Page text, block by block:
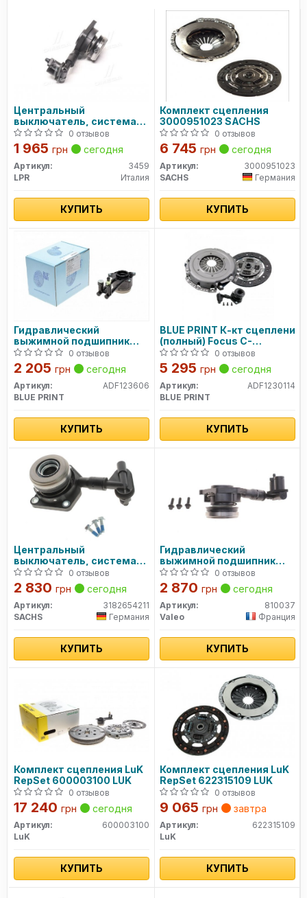
Центральный
выключатель, система
сцепления LPR
0 отзывов
1 965 грн сегодня
Артикул:
3459
LPR
Италия
КУПИТЬ
Комплект сцепления
3000951023 SACHS
0 отзывов
6 745 грн сегодня
Артикул:
3000951023
SACHS
Германия
КУПИТЬ
Гидравлический
выжимной подшипник
BLUE PRINT0 отзывов
2 205 грн сегодня
Артикул:
ADF123606
BLUE PRINT
КУПИТЬ
BLUE PRINT К-кт сцеплени
(полный) Focus C-
Max,Focus II 04-
0 отзывов
5 295 грн сегодня
Артикул:
ADF1230114
BLUE PRINT
КУПИТЬ
Центральный
выключатель, система
сцепления 3182654211
SACHS
0 отзывов
2 830 грн сегодня
Артикул:
3182654211
SACHS
Германия
КУПИТЬ
Гидравлический
выжимной подшипник
810037 VALEO0 отзывов
2 870 грн сегодня
Артикул:
810037
Valeo
Франция
КУПИТЬ
Комплект сцепления LuK
RepSet 600003100 LUK
0 отзывов
17 240 грн сегодня
Артикул:
600003100
LuK
КУПИТЬ
Комплект сцепления LuK
RepSet 622315109 LUK
0 отзывов
9 065 грн завтра
Артикул:
622315109
LuK
КУПИТЬ